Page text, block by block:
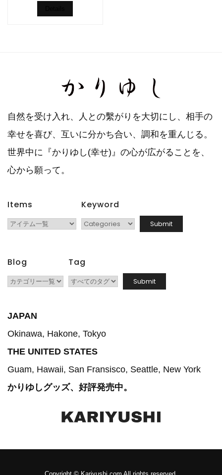
自然を受け入れ、人との繫がりを大切にし、相手の
幸せを喜び、互いに分かち合い、調和を重んじる。
世界中に『かりゆし(幸せ)』の心が広がることを、
心から願って。
Items Keyword
Blog Tag
JAPAN
Okinawa, Hakone, Tokyo
THE UNITED STATES
Guam, Hawaii, San Fransisco, Seattle, New York
かりゆしグッズ、好評発売中。